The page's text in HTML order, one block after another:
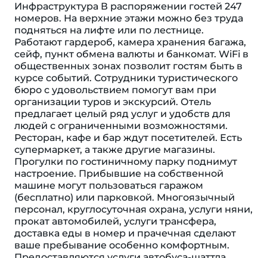
Инфраструктура В распоряжении гостей 247
номеров. На верхние этажи можно без труда
подняться на лифте или по лестнице.
Работают гардероб, камера хранения багажа,
сейф, пункт обмена валюты и банкомат. WiFi в
общественных зонах позволит гостям быть в
курсе событий. Сотрудники туристического
бюро с удовольствием помогут вам при
организации туров и экскурсий. Отель
предлагает целый ряд услуг и удобств для
людей с ограниченными возможностями.
Ресторан, кафе и бар ждут посетителей. Есть
супермаркет, а также другие магазины.
Прогулки по гостиничному парку поднимут
настроение. Прибывшие на собственной
машине могут пользоваться гаражом
(бесплатно) или парковкой. Многоязычный
персонал, круглосуточная охрана, услуги няни,
прокат автомобилей, услуги трансфера,
доставка еды в номер и прачечная сделают
ваше пребывание особенно комфортным.